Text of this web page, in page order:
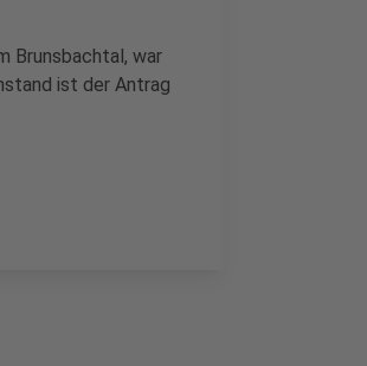
Brunsbachtal, war
ist der Antrag